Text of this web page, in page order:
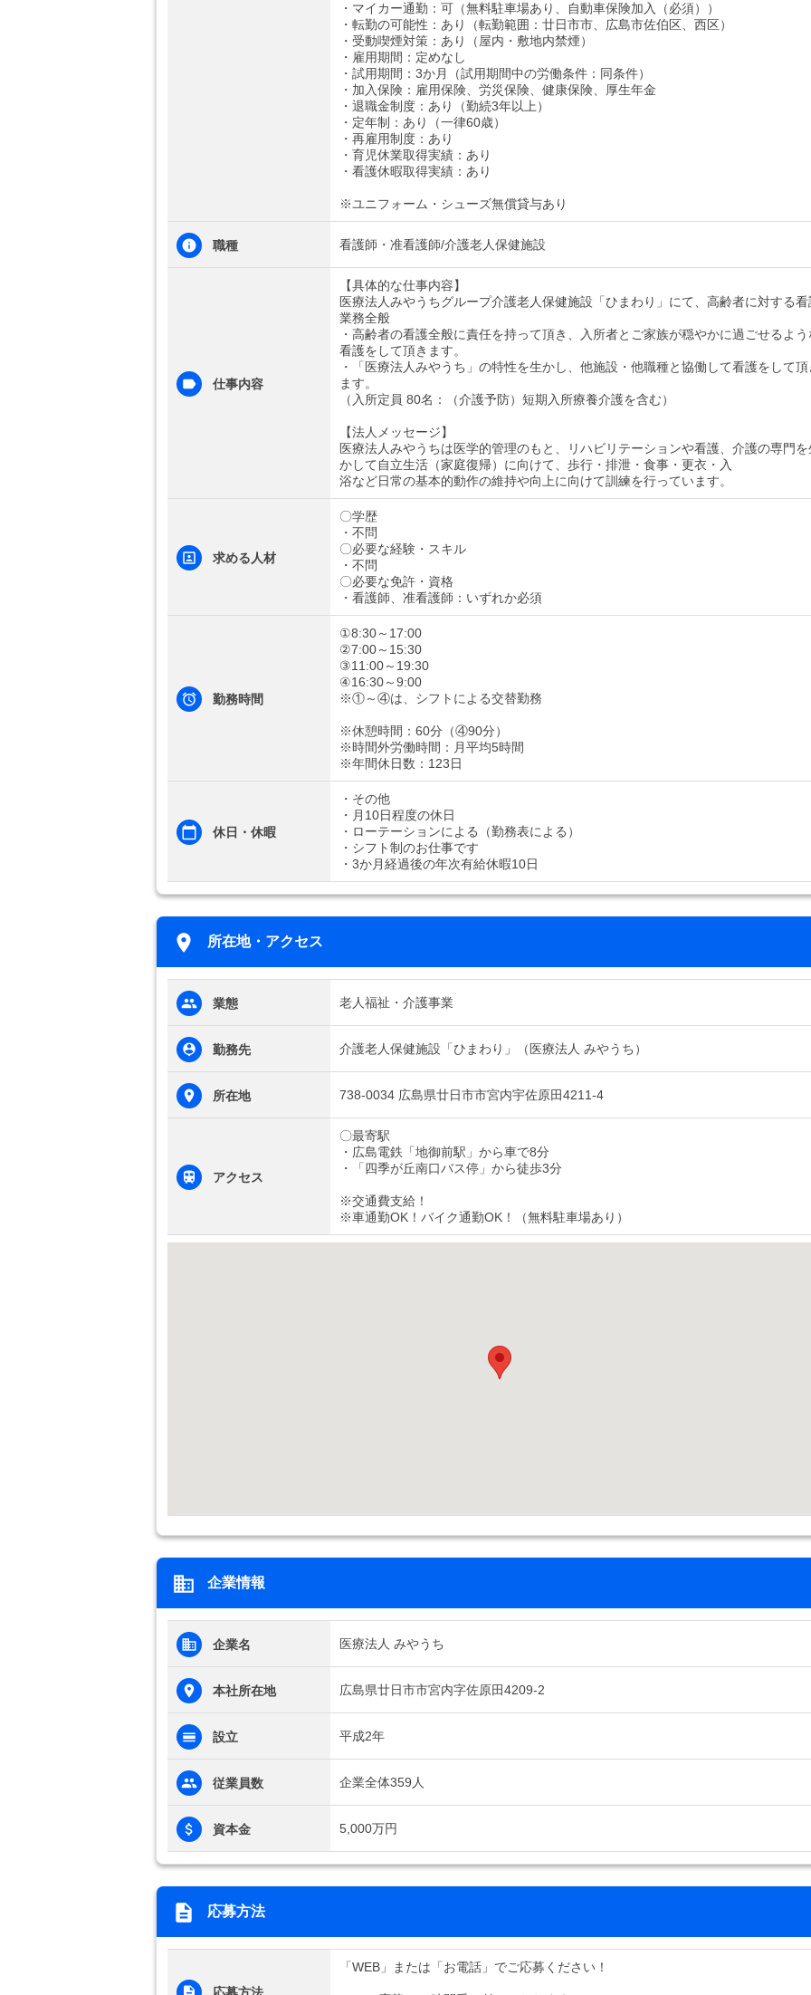
・マイカー通勤：可（無料駐車場あり、自動車保険加入（必須））
・転勤の可能性：あり（転勤範囲：廿日市市、広島市佐伯区、西区）
・受動喫煙対策：あり（屋内・敷地内禁煙）
・雇用期間：定めなし
・試用期間：3か月（試用期間中の労働条件：同条件）
・加入保険：雇用保険、労災保険、健康保険、厚生年金
・退職金制度：あり（勤続3年以上）
・定年制：あり（一律60歳）
・再雇用制度：あり
・育児休業取得実績：あり
・看護休暇取得実績：あり
※ユニフォーム・シューズ無償貸与あり
職種 看護師・准看護師/介護老人保健施設
仕事内容
【具体的な仕事内容】
医療法人みやうちグループ介護老人保健施設「ひまわり」にて、高齢者に対する看
業務全般
・高齢者の看護全般に責任を持って頂き、入所者とご家族が穏やかに過ごせるよう
看護をして頂きます。
・「医療法人みやうち」の特性を生かし、他施設・他職種と協働して看護をして頂
ます。
（入所定員 80名：（介護予防）短期入所療養介護を含む）
【法人メッセージ】
医療法人みやうちは医学的管理のもと、リハビリテーションや看護、介護の専門を
かして自立生活（家庭復帰）に向けて、歩行・排泄・食事・更衣・入
浴など日常の基本的動作の維持や向上に向けて訓練を行っています。
求める人材
〇学歴
・不問
〇必要な経験・スキル
・不問
〇必要な免許・資格
・看護師、准看護師：いずれか必須
勤務時間
①8:30～17:00
②7:00～15:30
③11:00～19:30
④16:30～9:00
※①～④は、シフトによる交替勤務
※休憩時間：60分（④90分）
※時間外労働時間：月平均5時間
※年間休日数：123日
休日・休暇
・その他
・月10日程度の休日
・ローテーションによる（勤務表による）
・シフト制のお仕事です
・3か月経過後の年次有給休暇10日
所在地・アクセス
業態 老人福祉・介護事業
勤務先 介護老人保健施設「ひまわり」（医療法人 みやうち）
所在地 738-0034 広島県廿日市市宮内宇佐原田4211-4
アクセス
〇最寄駅
・広島電鉄「地御前駅」から車で8分
・「四季が丘南口バス停」から徒歩3分
※交通費支給！
※車通勤OK！バイク通勤OK！（無料駐車場あり）
企業情報
企業名 医療法人 みやうち
本社所在地 広島県廿日市市宮内字佐原田4209-2
設立 平成2年
従業員数 企業全体359人
資本金 5,000万円
応募方法
「WEB」または「お電話」でご応募ください！